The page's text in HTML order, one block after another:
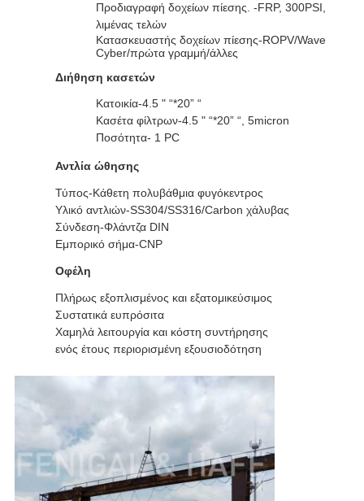
Προδιαγραφή δοχείων πίεσης. -FRP, 300PSI,
λιμένας τελών
Κατασκευαστής δοχείων πίεσης-ROPV/Wave
Cyber/πρώτα γραμμή/άλλες
Διήθηση κασετών
Κατοικία-4.5 " “*20” “
Κασέτα φίλτρων-4.5 " “*20” “, 5micron
Ποσότητα- 1 PC
Αντλία ώθησης
Τύπος-Κάθετη πολυβάθμια φυγόκεντρος
Υλικό αντλιών-SS304/SS316/Carbon χάλυβας
Σύνδεση-Φλάντζα DIN
Εμπορικό σήμα-CNP
Οφέλη
Πλήρως εξοπλισμένος και εξατομικεύσιμος
Συστατικά ευπρόσιτα
Χαμηλά λειτουργία και κόστη συντήρησης
ενός έτους περιορισμένη εξουσιοδότηση